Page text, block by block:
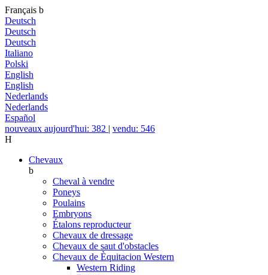
Français b
Deutsch
Deutsch
Deutsch
Italiano
Polski
English
English
Nederlands
Nederlands
Español
nouveaux aujourd'hui: 382 | vendu: 546
H
Chevaux
b
Cheval à vendre
Poneys
Poulains
Embryons
Étalons reproducteur
Chevaux de dressage
Chevaux de saut d'obstacles
Chevaux de Èquitacion Western
Western Riding